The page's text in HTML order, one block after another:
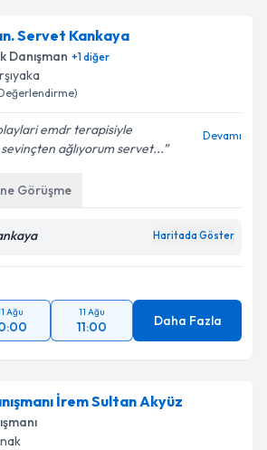
Servet Kankaya
Danışman +1diğer
emdr terapisiyle
ağlıyorum servet...
Devamı
Görüşme
Haritada Göster
Ağu 11 Ağu
11:00 Daha Fazla
İrem Sultan Akyüz